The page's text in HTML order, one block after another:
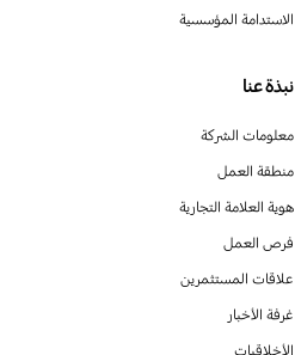
الاستدامة المؤسسية
نبذة عنا
معلومات الشركة
منطقة العمل
هوية العلامة التجارية
فرص العمل
علاقات المستثمرين
غرفة الأخبار